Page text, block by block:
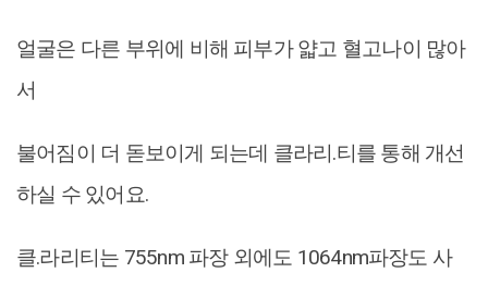
얼굴은 다른 부위에 비해 피부가 얇고 혈고나이 많아
서
불어짐이 더 돋보이게 되는데 클라리.티를 통해 개선
하실 수 있어요.
클.라리티는 755nm 파장 외에도 1064nm파장도 사